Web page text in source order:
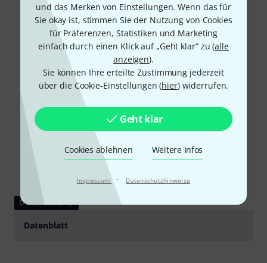
und das Merken von Einstellungen. Wenn das für
Sie okay ist, stimmen Sie der Nutzung von Cookies
für Präferenzen, Statistiken und Marketing
einfach durch einen Klick auf „Geht klar“ zu (alle
anzeigen).
Sie können Ihre erteilte Zustimmung jederzeit
über die Cookie-Einstellungen (hier) widerrufen.
Geht klar
Cookies ablehnen Weitere Infos
Impressum · Datenschutzhinweise
DOWNLOAD
Datenblatt